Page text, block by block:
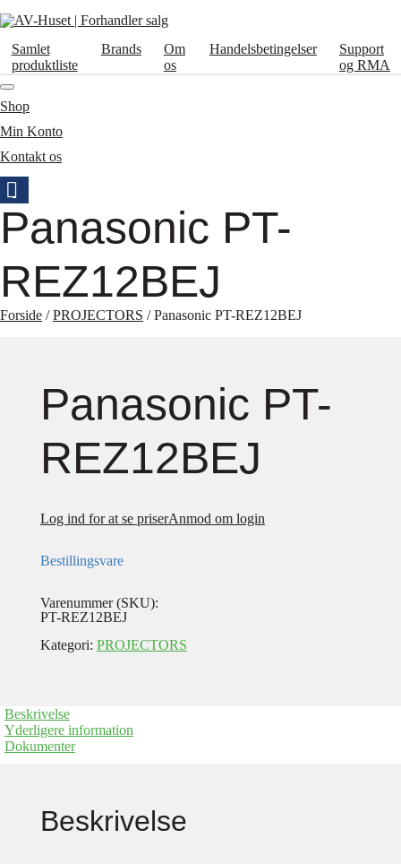
Samlet
produktliste
Brands
Om
os
Handelsbetingelser
Support
og RMA
Shop
Min Konto
Kontakt os
Panasonic PT-
REZ12BEJ
Forside /PROJECTORS / Panasonic PT-REZ12BEJ
Panasonic PT-
REZ12BEJ
Log ind for at se priserAnmod om login
Bestillingsvare
Varenummer (SKU):
PT-REZ12BEJ
Kategori: PROJECTORS
Beskrivelse
Yderligere information
Dokumenter
Beskrivelse